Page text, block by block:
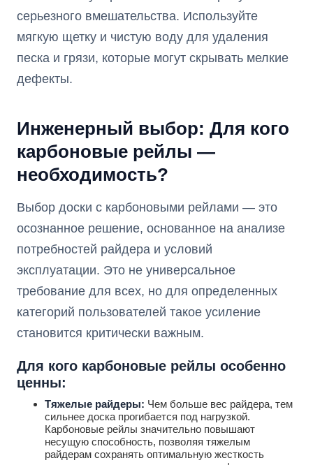
серьезного вмешательства. Используйте
мягкую щетку и чистую воду для удаления
песка и грязи, которые могут скрывать мелкие
дефекты.
Инженерный выбор: Для кого
карбоновые рейлы —
необходимость?
Выбор доски с карбоновыми рейлами — это
осознанное решение, основанное на анализе
потребностей райдера и условий
эксплуатации. Это не универсальное
требование для всех, но для определенных
категорий пользователей такое усиление
становится критически важным.
Для кого карбоновые рейлы особенно
ценны:
Тяжелые райдеры: Чем больше вес райдера, тем
сильнее доска прогибается под нагрузкой.
Карбоновые рейлы значительно повышают
несущую способность, позволяя тяжелым
райдерам сохранять оптимальную жесткость